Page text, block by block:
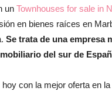
del
un Townhouses for sale in
en bienes raíces en
Se trata de una empresa
del sur de
con la mejor oferta en